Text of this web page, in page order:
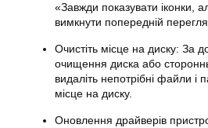
«Завжди показувати іконки,
вимкнути попередній
Очистіть місце на диску: За
очищення диска або
видаліть непотрібні файли і
місце на диску.
Оновлення драйверів